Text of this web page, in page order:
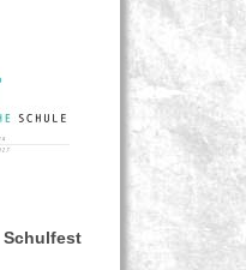
Schulfest